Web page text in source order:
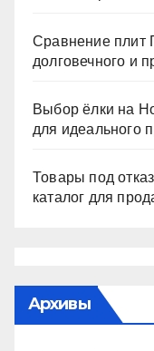
Сравнение плит
долговечного и
Выбор ёлки на
для идеального
Товары под
каталог для
Архивы